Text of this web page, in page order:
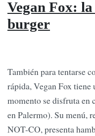
Vegan Fox:
burger
También para tentarse
rápida, Vegan Fox tiene
momento se disfruta en
en Palermo). Su menú,
NOT-CO, presenta